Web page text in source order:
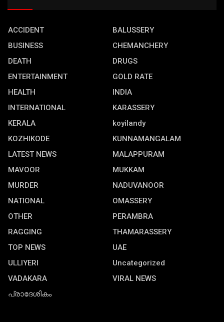
ACCIDENT
BALUSSERY
BUSINESS
CHEMANCHERY
DEATH
DRUGS
ENTERTAINMENT
GOLD RATE
HEALTH
INDIA
INTERNATIONAL
KARASSERY
KERALA
koyilandy
KOZHIKODE
KUNNAMANGALAM
LATEST NEWS
MALAPPURAM
MAVOOR
MUKKAM
MURDER
NADUVANOOR
NATIONAL
OMASSERY
OTHER
PERAMBRA
RAGGING
THAMARASSERY
TOP NEWS
UAE
ULLIYERI
Uncategorized
VADAKARA
VIRAL NEWS
പ്രാദേശികം